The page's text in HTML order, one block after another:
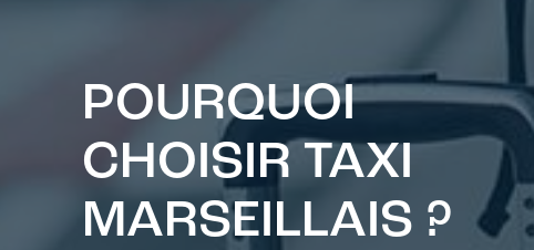
POURQUOI
CHOISIR TAXI
MARSEILLAIS ?